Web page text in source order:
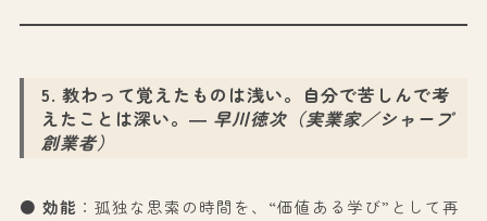
5. 教わって覚えたものは浅い。自分で苦しんで考
えたことは深い。― 早川徳次（実業家／シャープ
創業者）
● 効能 ：孤独な思索の時間を、“価値ある学び”として再